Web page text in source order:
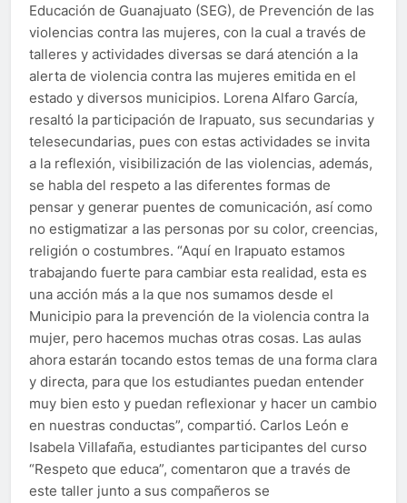
Educación de Guanajuato (SEG), de Prevención de las
violencias contra las mujeres, con la cual a través de
talleres y actividades diversas se dará atención a la
alerta de violencia contra las mujeres emitida en el
estado y diversos municipios. Lorena Alfaro García,
resaltó la participación de Irapuato, sus secundarias y
telesecundarias, pues con estas actividades se invita
a la reflexión, visibilización de las violencias, además,
se habla del respeto a las diferentes formas de
pensar y generar puentes de comunicación, así como
no estigmatizar a las personas por su color, creencias,
religión o costumbres. “Aquí en Irapuato estamos
trabajando fuerte para cambiar esta realidad, esta es
una acción más a la que nos sumamos desde el
Municipio para la prevención de la violencia contra la
mujer, pero hacemos muchas otras cosas. Las aulas
ahora estarán tocando estos temas de una forma clara
y directa, para que los estudiantes puedan entender
muy bien esto y puedan reflexionar y hacer un cambio
en nuestras conductas”, compartió. Carlos León e
Isabela Villafaña, estudiantes participantes del curso
“Respeto que educa”, comentaron que a través de
este taller junto a sus compañeros se